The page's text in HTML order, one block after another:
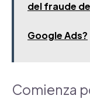
del fraude
Google Ads?
Comienza